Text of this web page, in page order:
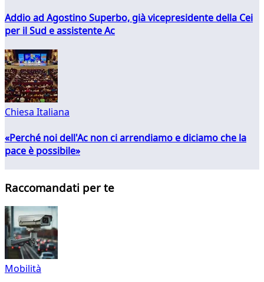
Addio ad Agostino Superbo, già vicepresidente della Cei
per il Sud e assistente Ac
Chiesa Italiana
«Perché noi dell'Ac non ci arrendiamo e diciamo che la
pace è possibile»
Raccomandati per te
Mobilità